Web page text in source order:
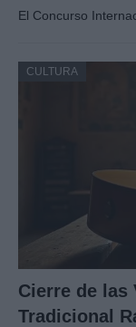
El Concurso
CULTURA
Cierre de las
Tradicional